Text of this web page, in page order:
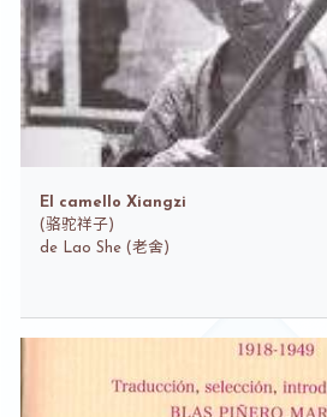
El camello Xiangzi
(骆驼祥子)
de Lao She (老舍)